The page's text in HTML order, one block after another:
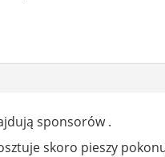
sponsorów .
skoro pieszy